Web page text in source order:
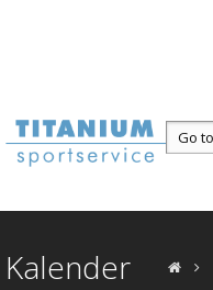
Kalender